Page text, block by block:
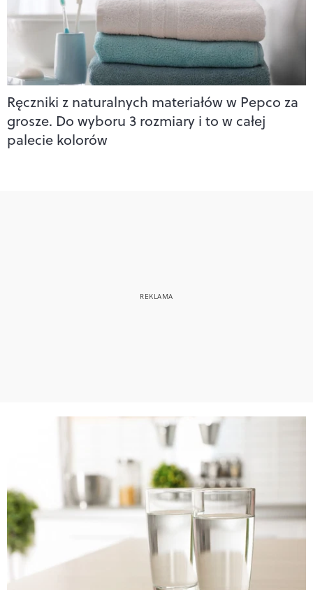
Ręczniki z naturalnych materiałów w Pepco za
grosze. Do wyboru 3 rozmiary i to w całej
palecie kolorów